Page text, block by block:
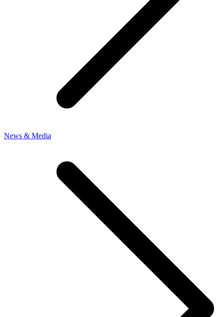
News & Media